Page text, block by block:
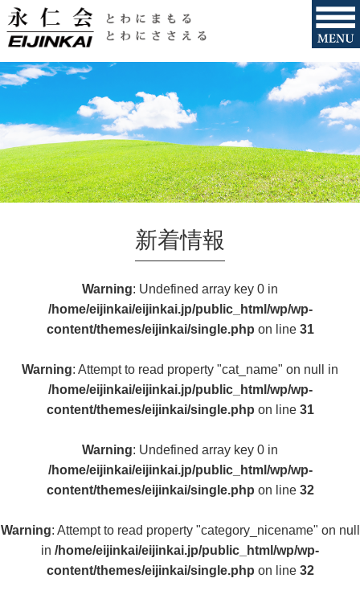
新着情報
Warning: Undefined array key 0 in
/home/eijinkai/eijinkai.jp/public_html/wp/wp-
content/themes/eijinkai/single.php on line 31
Warning: Attempt to read property "cat_name" on null in
/home/eijinkai/eijinkai.jp/public_html/wp/wp-
content/themes/eijinkai/single.php on line 31
Warning: Undefined array key 0 in
/home/eijinkai/eijinkai.jp/public_html/wp/wp-
content/themes/eijinkai/single.php on line 32
Warning: Attempt to read property "category_nicename" on null
in /home/eijinkai/eijinkai.jp/public_html/wp/wp-
content/themes/eijinkai/single.php on line 32